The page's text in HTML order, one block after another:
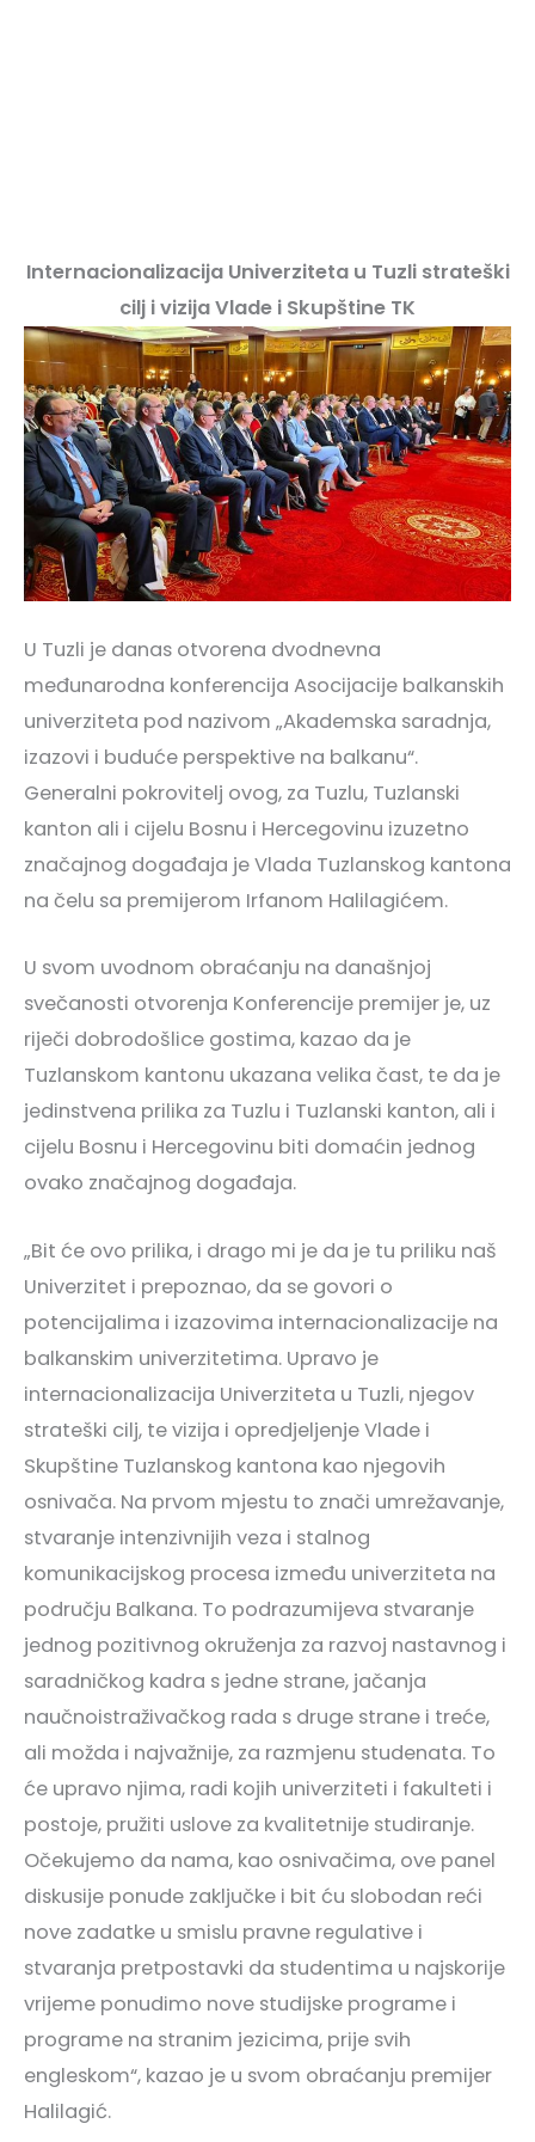
Internacionalizacija Univerziteta u Tuzli strateški
cilj i vizija Vlade i Skupštine TK
U Tuzli je danas otvorena dvodnevna
međunarodna konferencija Asocijacije balkanskih
univerziteta pod nazivom „Akademska saradnja,
izazovi i buduće perspektive na balkanu“.
Generalni pokrovitelj ovog, za Tuzlu, Tuzlanski
kanton ali i cijelu Bosnu i Hercegovinu izuzetno
značajnog događaja je Vlada Tuzlanskog kantona
na čelu sa premijerom Irfanom Halilagićem.
U svom uvodnom obraćanju na današnjoj
svečanosti otvorenja Konferencije premijer je, uz
riječi dobrodošlice gostima, kazao da je
Tuzlanskom kantonu ukazana velika čast, te da je
jedinstvena prilika za Tuzlu i Tuzlanski kanton, ali i
cijelu Bosnu i Hercegovinu biti domaćin jednog
ovako značajnog događaja.
„Bit će ovo prilika, i drago mi je da je tu priliku naš
Univerzitet i prepoznao, da se govori o
potencijalima i izazovima internacionalizacije na
balkanskim univerzitetima. Upravo je
internacionalizacija Univerziteta u Tuzli, njegov
strateški cilj, te vizija i opredjeljenje Vlade i
Skupštine Tuzlanskog kantona kao njegovih
osnivača. Na prvom mjestu to znači umrežavanje,
stvaranje intenzivnijih veza i stalnog
komunikacijskog procesa između univerziteta na
području Balkana. To podrazumijeva stvaranje
jednog pozitivnog okruženja za razvoj nastavnog i
saradničkog kadra s jedne strane, jačanja
naučnoistraživačkog rada s druge strane i treće,
ali možda i najvažnije, za razmjenu studenata. To
će upravo njima, radi kojih univerziteti i fakulteti i
postoje, pružiti uslove za kvalitetnije studiranje.
Očekujemo da nama, kao osnivačima, ove panel
diskusije ponude zaključke i bit ću slobodan reći
nove zadatke u smislu pravne regulative i
stvaranja pretpostavki da studentima u najskorije
vrijeme ponudimo nove studijske programe i
programe na stranim jezicima, prije svih
engleskom“, kazao je u svom obraćanju premijer
Halilagić.